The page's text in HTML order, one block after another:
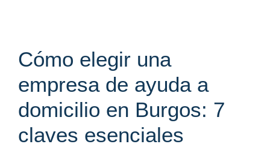
Cómo elegir una
empresa de ayuda a
domicilio en Burgos: 7
claves esenciales